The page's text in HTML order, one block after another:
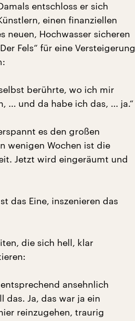
entschloss er sich
einen finanziellen
neuen, Hochwasser sicheren
Fels“ für eine Versteigerung
berührte, wo ich mir
... und da habe ich das, ... ja.“
es den großen
wenigen Wochen ist die
Jetzt wird eingeräumt und
das Eine, inszenieren das
die sich hell, klar
ansehnlich
Ja, das war ja ein
reinzugehen, traurig